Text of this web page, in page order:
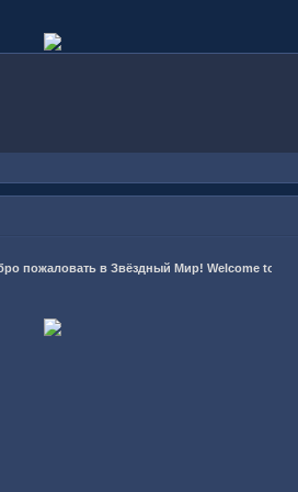
пожаловать в Звёздный Мир! Welcome to the